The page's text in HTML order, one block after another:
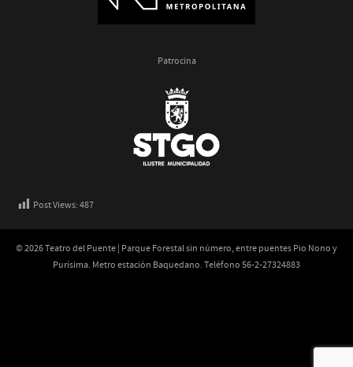
Patrocina
Post Views:487
© 2026 Teatro del Puente | Parque Forestal sin número, entre puentes Pio Nono y
Purísima. Metro estación Baquedano. Teléfono 56-2-27324883